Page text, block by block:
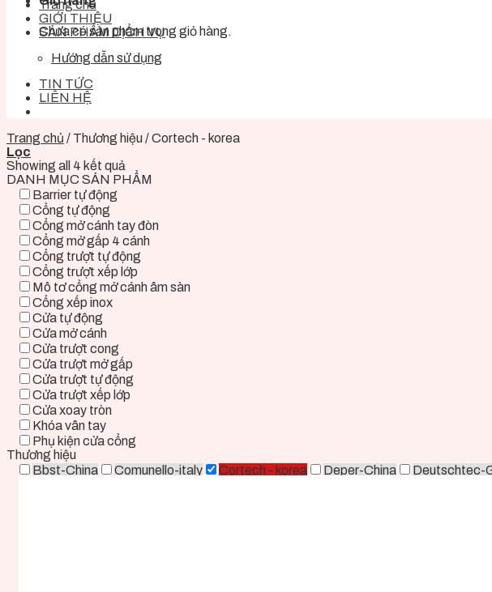
Chưa có sản phẩm trong giỏ hàng.
Trang chủ
GIỚI THIỆU
SẢN PHẨM DỊCH VỤ
Hướng dẫn sử dụng
TIN TỨC
LIÊN HỆ
Trang chủ / Thương hiệu/Cortech - korea
Lọc
Showing all 4 kết quả
DANH MỤC SẢN PHẨM
Barrier tự động
Cổng tự động
Cổng mở cánh tay đòn
Cổng mở gấp 4 cánh
Cổng trượt tự động
Cổng trượt xếp lớp
Mô tơ cổng mở cánh âm sàn
Cổng xếp inox
Cửa tự động
Cửa mở cánh
Cửa trượt cong
Cửa trượt mở gấp
Cửa trượt tự động
Cửa trượt xếp lớp
Cửa xoay tròn
Khóa vân tay
Phụ kiện cửa cổng
Thương hiệu
Bbst-China
Comunello-italy Cortech - korea Deper-China Deutschtec-